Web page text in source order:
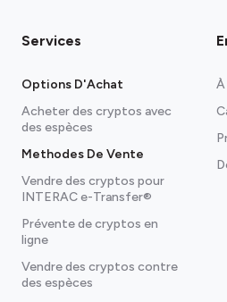
Services
Options D'Achat
Acheter des cryptos avec
des espèces
Methodes De Vente
Vendre des cryptos pour
INTERAC e-Transfer®
Prévente de cryptos en
ligne
Vendre des cryptos contre
des espèces